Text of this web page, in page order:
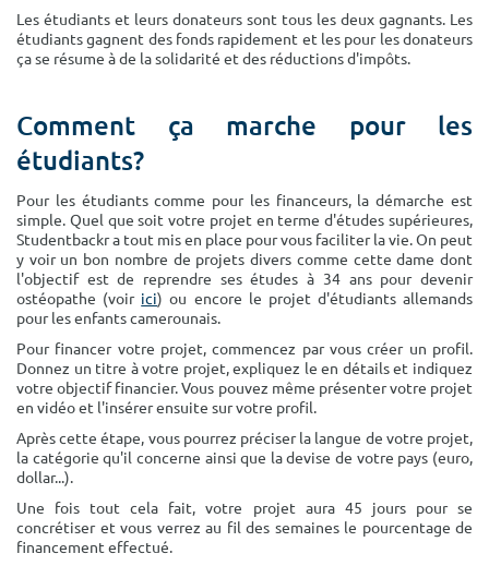
Les étudiants et leurs donateurs sont tous les deux gagnants. Les
étudiants gagnent des fonds rapidement et les pour les donateurs
ça se résume à de la solidarité et des réductions d'impôts.
Comment ça marche pour les
étudiants?
Pour les étudiants comme pour les financeurs, la démarche est
simple. Quel que soit votre projet en terme d'études supérieures,
Studentbackr a tout mis en place pour vous faciliter la vie. On peut
y voir un bon nombre de projets divers comme cette dame dont
l'objectif est de reprendre ses études à 34 ans pour devenir
ostéopathe (voir ici) ou encore le projet d'étudiants allemands
pour les enfants camerounais.
Pour financer votre projet, commencez par vous créer un profil.
Donnez un titre à votre projet, expliquez le en détails et indiquez
votre objectif financier. Vous pouvez même présenter votre projet
en vidéo et l'insérer ensuite sur votre profil.
Après cette étape, vous pourrez préciser la langue de votre projet,
la catégorie qu'il concerne ainsi que la devise de votre pays (euro,
dollar...).
Une fois tout cela fait, votre projet aura 45 jours pour se
concrétiser et vous verrez au fil des semaines le pourcentage de
financement effectué.